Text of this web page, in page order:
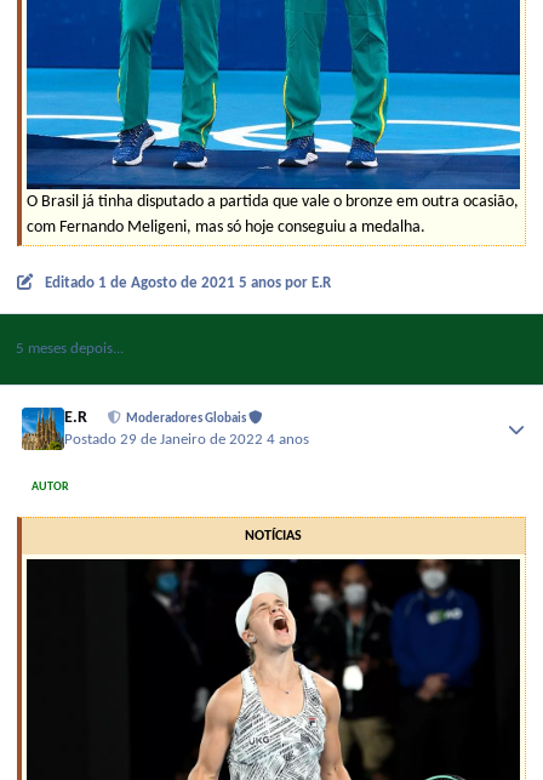
O Brasil já tinha disputado a partida que vale o bronze em outra ocasião,
com Fernando Meligeni, mas só hoje conseguiu a medalha.
Editado 1 de Agosto de 2021 5 anos por E.R
5 meses depois...
E.R Moderadores Globais
Postado29 de Janeiro de 20224 anos
AUTOR
NOTÍCIAS